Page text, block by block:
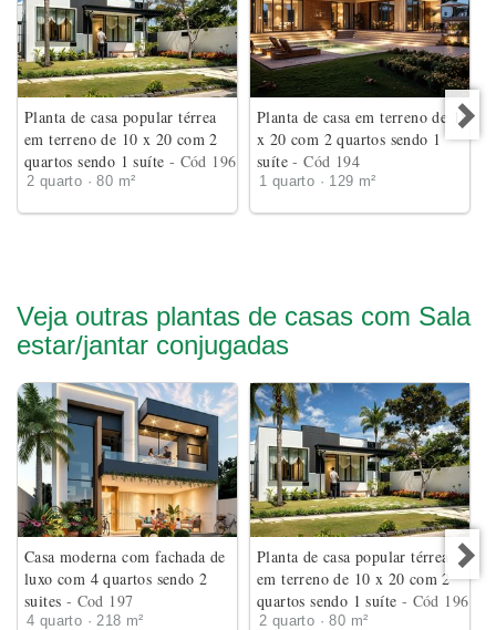
Planta de casa popular térrea
em terreno de 10 x 20 com 2
quartos sendo 1 suíte - Cód 196
2 quarto · 80 m²
Planta de casa em terreno de 18
x 20 com 2 quartos sendo 1
suíte- Cód 194
1 quarto · 129 m²
Veja outras plantas de casas com Sala
estar/jantar conjugadas
Casa moderna com fachada de
luxo com 4 quartos sendo 2
suites - Cod 197
4 quarto · 218 m²
Planta de casa popular térrea
em terreno de 10 x 20 com 2
quartos sendo 1 suíte - Cód 196
2 quarto · 80 m²